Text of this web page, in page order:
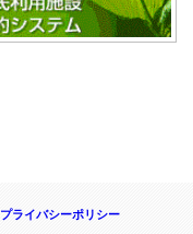
プライバシーポリシー